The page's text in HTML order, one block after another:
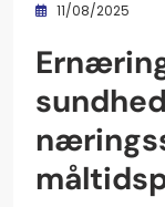
11/08/2025